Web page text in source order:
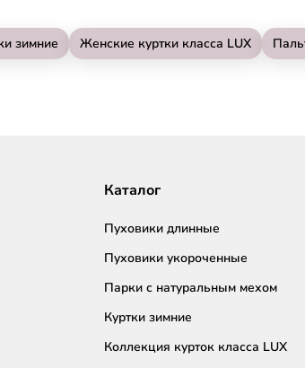
зимние Женские куртки класса LUX
Каталог
Пуховики длинные
Пуховики укороченные
Парки с натуральным мехом
Куртки зимние
Коллекция курток класса LUX